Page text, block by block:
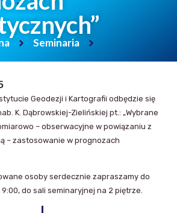
Seminaria
Geodezji i Kartografii odbędzie się
K. Dąbrowskiej-Zielińskiej pt.: „Wybrane
– obserwacyjne w powiązaniu z
– zastosowanie w prognozach
osoby serdecznie zapraszamy do
do sali seminaryjnej na 2 piętrze.